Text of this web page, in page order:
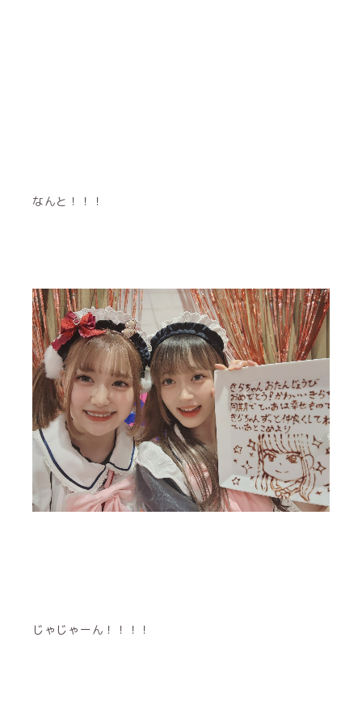
なんと！！！
じゃじゃーん！！！！